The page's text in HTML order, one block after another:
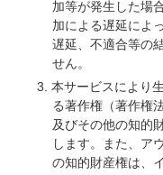
加等が発生した場
加による遅延によ
遅延、不適合等の
せん。
本サービスにより
る著作権（著作権
及びその他の知的
します。また、ア
の知的財産権は、